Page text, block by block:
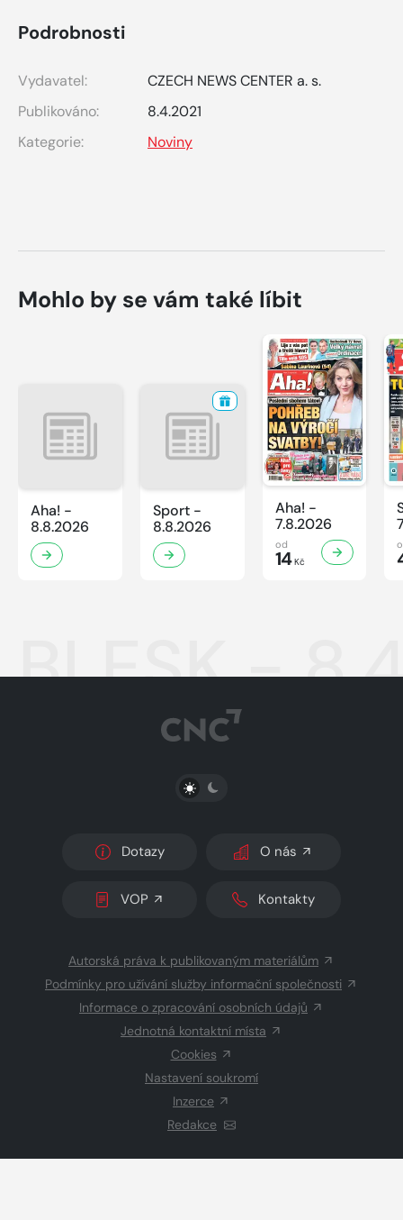
Podrobnosti
Vydavatel:
CZECH NEWS CENTER a. s.
Publikováno:
8.4.2021
Kategorie:
Noviny
Mohlo by se vám také líbit
Aha! -
8.8.2026
Sport -
8.8.2026
Aha! -
7.8.2026
od
14Kč
BLESK -
PŘEPNOUT SVĚTLÝ/TMAVÝ REŽIM
Dotazy O nás
VOP Kontakty
Autorská práva k publikovaným materiálům
Podmínky pro užívání služby informační společnosti
Informace o zpracování osobních údajů
Jednotná kontaktní místa
Cookies
Nastavení soukromí
Inzerce
Redakce